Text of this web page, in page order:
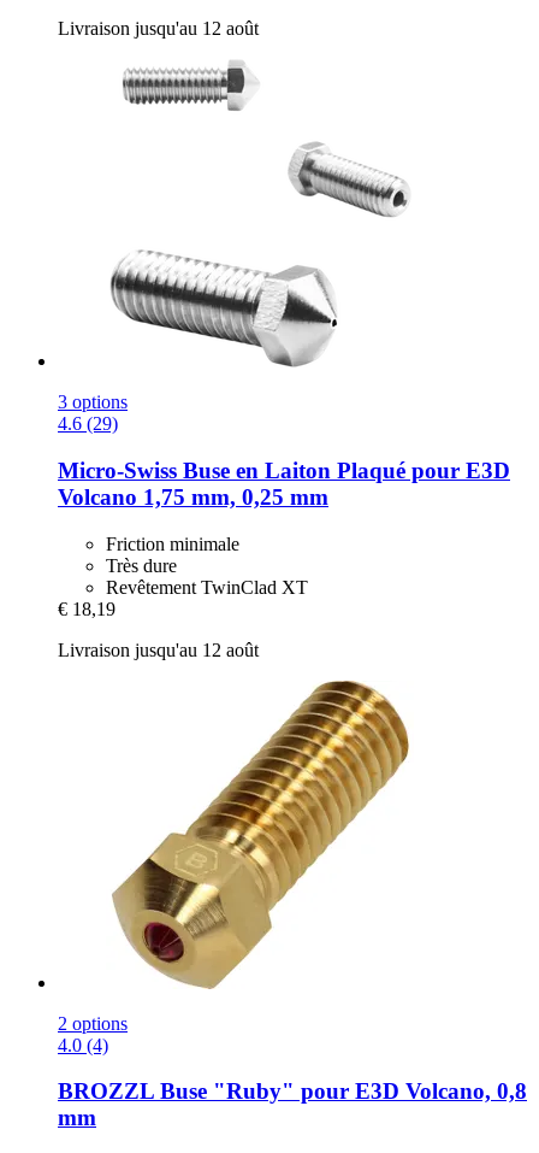
Livraison jusqu'au 12 août
3 options
4.6 (29)
Micro-Swiss Buse en Laiton Plaqué pour E3D
Volcano 1,75 mm, 0,25 mm
Friction minimale
Très dure
Revêtement TwinClad XT
€ 18,19
Livraison jusqu'au 12 août
2 options
4.0 (4)
BROZZL Buse "Ruby" pour E3D Volcano, 0,8
mm